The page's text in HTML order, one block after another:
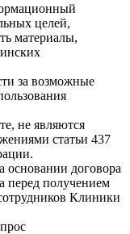
целей,
материалы,
за возможные
не являются
статьи 437
основании договора
перед получением
Клиники